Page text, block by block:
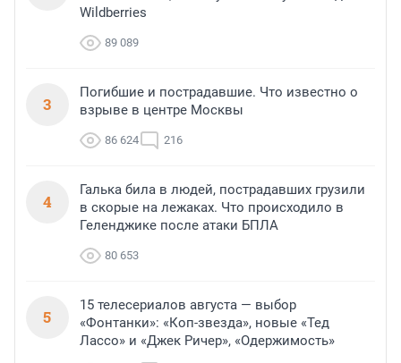
Wildberries
89 089
3
Погибшие и пострадавшие. Что известно о
взрыве в центре Москвы
86 624 216
4
Галька била в людей, пострадавших грузили
в скорые на лежаках. Что происходило в
Геленджике после атаки БПЛА
80 653
5
15 телесериалов августа — выбор
«Фонтанки»: «Коп-звезда», новые «Тед
Лассо» и «Джек Ричер», «Одержимость»